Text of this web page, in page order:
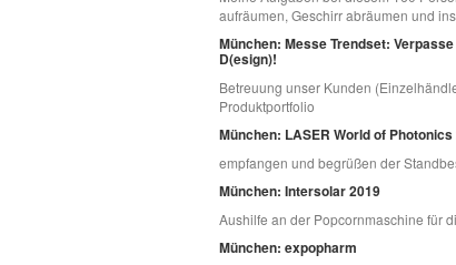
aufräumen, Geschirr abräumen und
München: Messe Trendset:
D(esign)!
Betreuung unser Kunden
Produktportfolio
München: LASER World of
empfangen und begrüßen der
München: Intersolar 2019
Aushilfe an der Popcornmaschine für
München: expopharm